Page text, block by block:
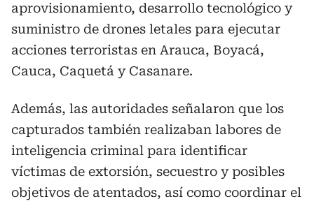
aprovisionamiento, desarrollo tecnológico y
suministro de drones letales para ejecutar
acciones terroristas en Arauca, Boyacá,
Cauca, Caquetá y Casanare.
Además, las autoridades señalaron que los
capturados también realizaban labores de
inteligencia criminal para identificar
víctimas de extorsión, secuestro y posibles
objetivos de atentados, así como coordinar el